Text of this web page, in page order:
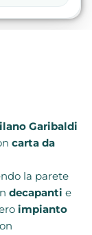
Garibaldi
carta da
la parete
decapanti e
impianto